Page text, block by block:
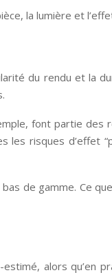
la lumière et
du rendu et la
font partie des
risques d’effet
de gamme. Ce
alors qu’en